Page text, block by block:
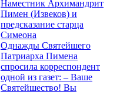
Наместник Архимандрит
Пимен (Извеков) и
предсказание старца
Симеона
Однажды Святейшего
Патриарха Пимена
спросила корреспондент
одной из газет: – Ваше
Святейшество! Вы